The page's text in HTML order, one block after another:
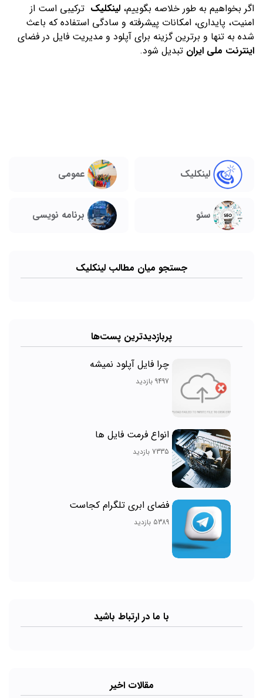
اگر بخواهیم به طور خلاصه بگوییم، لینکلیک ترکیبی است از
امنیت، پایداری، امکانات پیشرفته و سادگی استفاده که باعث
شده به تنها و برترین گزینه برای آپلود و مدیریت فایل در فضای
اینترنت ملی ایران تبدیل شود.
لینکلیک عمومی
سئو برنامه نویسی
جستجو میان مطالب لینکلیک
پربازدیدترین پست‌ها
چرا فایل آپلود نمیشه
9497 بازدید
انواع فرمت فایل ها
7335 بازدید
فضای ابری تلگرام کجاست
5389 بازدید
با ما در ارتباط باشید
مقالات اخیر